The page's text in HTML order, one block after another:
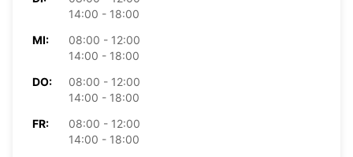
14:00 - 18:00
MI:
08:00 - 12:00
14:00 - 18:00
DO:
08:00 - 12:00
14:00 - 18:00
FR:
08:00 - 12:00
14:00 - 18:00